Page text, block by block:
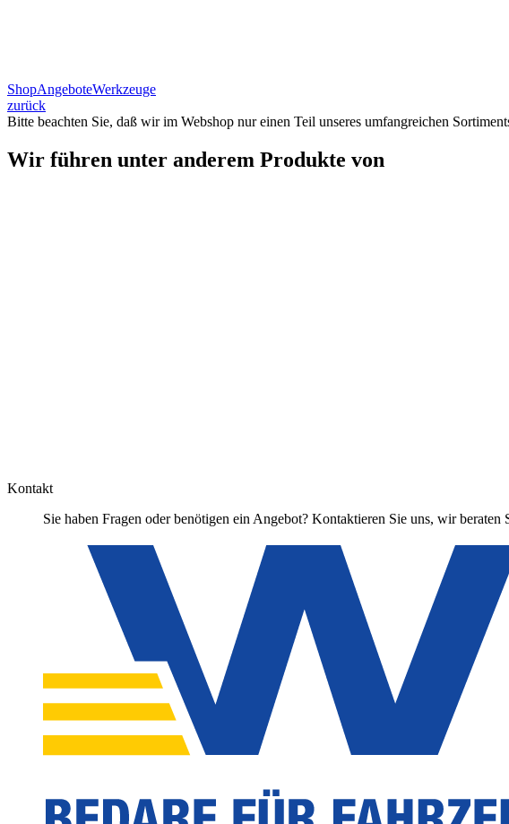
ShopAngeboteWerkzeuge
zurück
Bitte beachten Sie, daß wir im Webshop nur einen Teil unseres umfangreichen
Wir führen unter anderem Produkte von
Kontakt
Sie haben Fragen oder benötigen ein Angebot? Kontaktieren Sie uns, wir beraten